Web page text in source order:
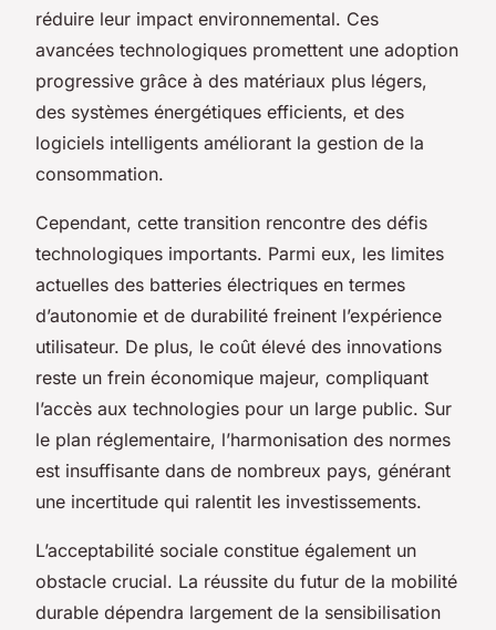
réduire leur impact environnemental. Ces
avancées technologiques promettent une adoption
progressive grâce à des matériaux plus légers,
des systèmes énergétiques efficients, et des
logiciels intelligents améliorant la gestion de la
consommation.
Cependant, cette transition rencontre des défis
technologiques importants. Parmi eux, les limites
actuelles des batteries électriques en termes
d’autonomie et de durabilité freinent l’expérience
utilisateur. De plus, le coût élevé des innovations
reste un frein économique majeur, compliquant
l’accès aux technologies pour un large public. Sur
le plan réglementaire, l’harmonisation des normes
est insuffisante dans de nombreux pays, générant
une incertitude qui ralentit les investissements.
L’acceptabilité sociale constitue également un
obstacle crucial. La réussite du futur de la mobilité
durable dépendra largement de la sensibilisation